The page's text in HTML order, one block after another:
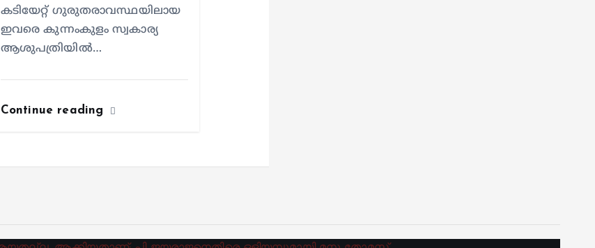
കടിയേറ്റ് ഗുരുതരാവസ്ഥയിലായ
ഇവരെ കുന്നംകുളം സ്വകാര്യ
ആശുപത്രിയില്‍…
Continue reading